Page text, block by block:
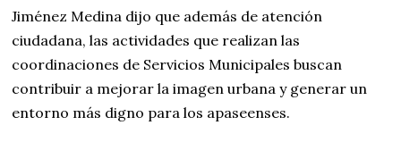
Jiménez Medina dijo que además de atención
ciudadana, las actividades que realizan las
coordinaciones de Servicios Municipales buscan
contribuir a mejorar la imagen urbana y generar un
entorno más digno para los apaseenses.